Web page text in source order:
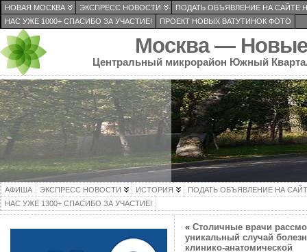
НОВАЯ МОСКВА ЭКСПРЕСС НОВОСТИ
ПОДАТЬ ОБЪЯВЛЕНИЕ НА САЙТЕ
НАС УЖЕ 1000+ СПАСИБО ЗА УЧАСТИЕ!
ПРОЕКТ НОВЫХ ВАТУТИНОК ФОТО
Москва — Новые
Центральный микрорайон Южный
АФИША ЭКСПРЕСС НОВОСТИ ИСТОРИЯ
ПОДАТЬ ОБЪЯВЛЕНИЕ НА
НАС УЖЕ 1300+ СПАСИБО ЗА УЧАСТИЕ!
« Столичные врачи
уникальный случай
клинико-анатомической